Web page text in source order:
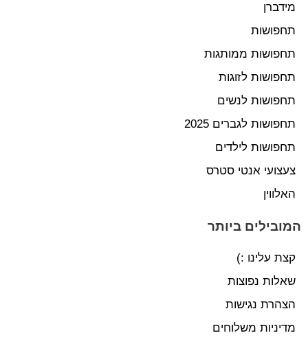
מידברן
תחפושות
תחפושות ממותגות
תחפושות לזוגות
תחפושות לנשים
תחפושות לגברים 2025
תחפושות לילדים
צעצועי אנטי סטרס
האלווין
המובילים ביותר
קצת עלינו :)
שאלות נפוצות
הצהרת נגישות
מדיניות משלוחים